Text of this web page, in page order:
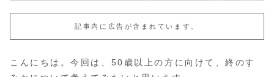
記事内に広告が含まれています。
こんにちは。今回は、50歳以上の方に向けて、終のす